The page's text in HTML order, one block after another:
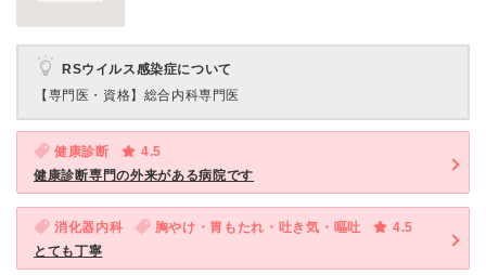
RSウイルス感染症について
【専門医・資格】 総合内科専門医
健康診断
4.5
健康診断専門の外来がある病院です
消化器内科 胸やけ・胃もたれ・吐き気・嘔吐
4.5
とても丁寧